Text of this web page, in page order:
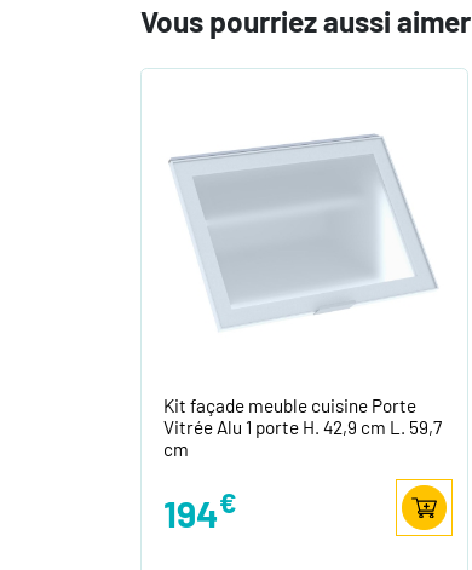
Vous pourriez aussi aimer
Kit façade meuble cuisine Porte
Vitrée Alu 1 porte H. 42,9 cm L. 59,7
cm
194€